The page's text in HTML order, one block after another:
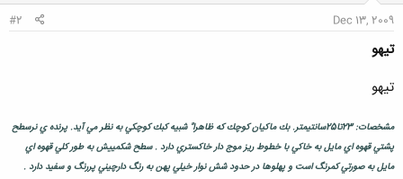
Dec 13, 2009
#2
تيهو
تيهو
مشخصات: 23تا25سانتيمتر. بك ماكيان كوچك كه ظاهرا" شبيه كبك كوچكي به نظر مي آيد. پرنده ي نرسطح
پشتي قهوه اي مايل به خاكي با خطوط ريز موج دار خاكستري دارد . سطح شكمييش به طور كلي قهوه اي
مايل به صورتي كمرنگ است و پهلوها در حدود شش نوار خيلي پهن به رنگ دارچيني پررنگ و سفيد دارد .